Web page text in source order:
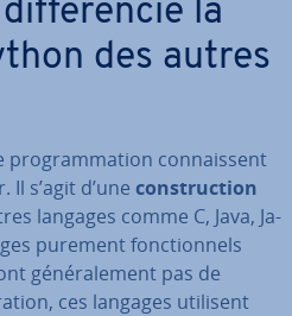
dif­fé­ren­cie la
des autres
pro­gram­ma­tion con­nais­sent
s’agit d’une cons­truc­tion
langages comme C, Java, Ja­
purement fonc­tion­nels
gé­né­ra­le­ment pas de
ces langages utilisent